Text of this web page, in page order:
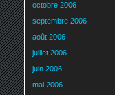
octobre 2006
septembre 2006
août 2006
juillet 2006
juin 2006
mai 2006